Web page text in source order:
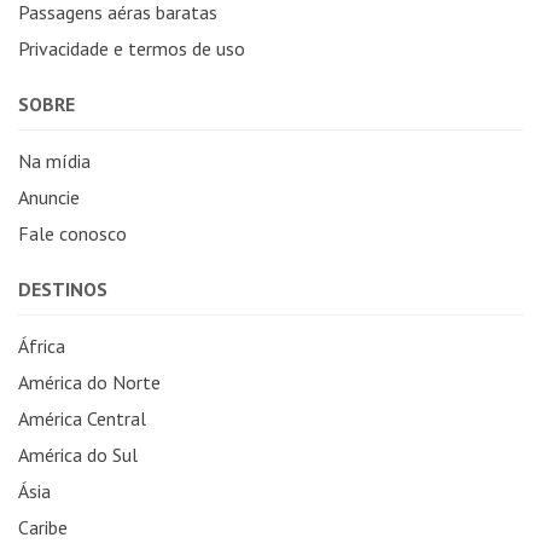
Passagens aéras baratas
Privacidade e termos de uso
SOBRE
Na mídia
Anuncie
Fale conosco
DESTINOS
África
América do Norte
América Central
América do Sul
Ásia
Caribe